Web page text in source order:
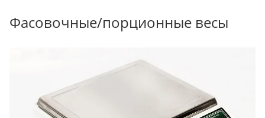
Фасовочные/порционные весы